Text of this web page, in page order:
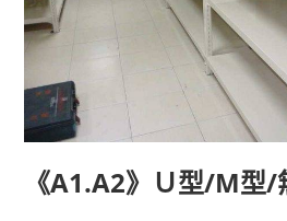
《A1.A2》Ｕ型/M型/